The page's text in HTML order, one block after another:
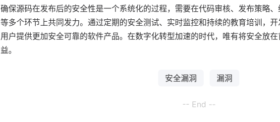
确保源码在发布后的安全性是一个系统化的过程，需要在代码审核、发布策略
等多个环节上共同发力。通过定期的安全测试、实时监控和持续的教育培训，
用户提供更加安全可靠的软件产品。在数字化转型加速的时代，唯有将安全放
益。
安全漏洞 漏洞
-- End --